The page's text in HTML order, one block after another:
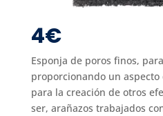
4€
Esponja de poros finos,
proporcionando un
para la creación de otros
ser, arañazos trabajados